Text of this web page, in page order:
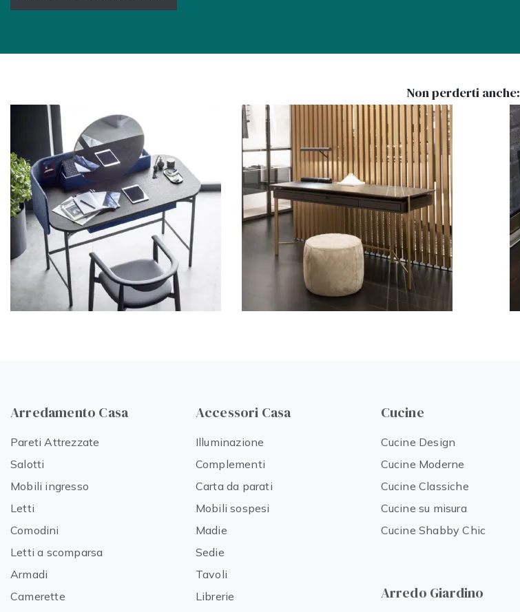
Non perderti anche:
Arredamento Casa
Pareti Attrezzate
Salotti
Mobili ingresso
Letti
Comodini
Letti a scomparsa
Armadi
Camerette
Accessori Casa
Illuminazione
Complementi
Carta da parati
Mobili sospesi
Madie
Sedie
Tavoli
Librerie
Cucine
Cucine Design
Cucine Moderne
Cucine Classiche
Cucine su misura
Cucine Shabby Chic
Arredo Giardino